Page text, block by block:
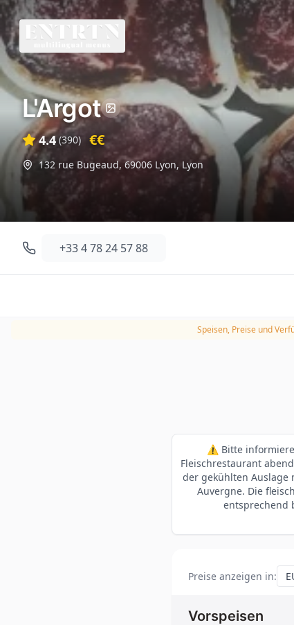
L'Argot
4.4 (390) €€
132 rue Bugeaud, 69006 Lyon, Lyon
+33 4 78 24 57 88
Speisen, Preise und
⚠️ Bitte
Fleischrestaurant
der gekühlten Auslage
Auvergne. Die
entsprechend
Preise anzeigen in:
Vorspeisen